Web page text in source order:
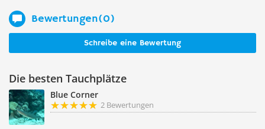
Bewertungen(0)
Schreibe eine Bewertung
Die besten Tauchplätze
Blue Corner
2 Bewertungen